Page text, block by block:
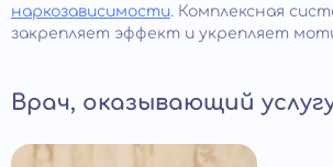
наркозависимости. Комплексная
закрепляет эффект и укрепляет
Врач, оказывающий